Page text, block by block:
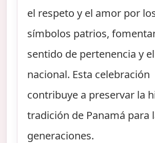
el respeto y el amor por
símbolos patrios,
sentido de pertenencia y
nacional. Esta celebración
contribuye a preservar la
tradición de Panamá para
generaciones.